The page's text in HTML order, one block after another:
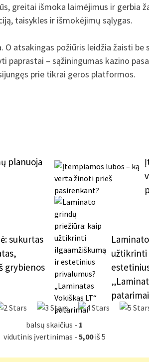
greitai išmoka laimėjimus ir gerbia
taisykles ir išmokėjimų sąlygas.
O atsakingas požiūris leidžia žaisti be
paprastai – sąžiningumas kazino
prie tikrai geros platformos.
planuoja
sukurtas
grybienos
užtikrinti
patarimai
balsų skaičius - 1
vidutinis įvertinimas - 5,00iš 5